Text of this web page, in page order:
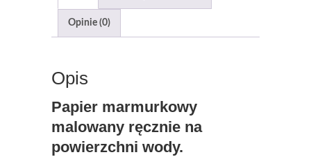
Opinie (0)
Opis
Papier marmurkowy
malowany ręcznie na
powierzchni wody.